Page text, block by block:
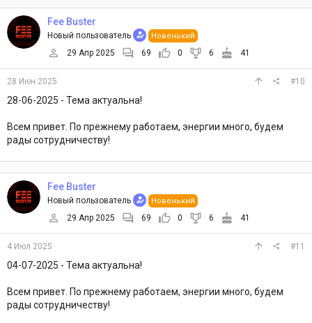
Fee Buster
Новый пользователь Новенький
29 Апр 2025 69 0 6 41
28 Июн 2025 #10
28-06-2025 - Тема актуальна!
Всем привет. По прежнему работаем, энергии много, будем
рады сотрудничеству!
Fee Buster
Новый пользователь Новенький
29 Апр 2025 69 0 6 41
4 Июл 2025 #11
04-07-2025 - Тема актуальна!
Всем привет. По прежнему работаем, энергии много, будем
рады сотрудничеству!